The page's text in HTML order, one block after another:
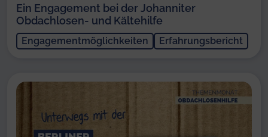
Ein Engagement bei der Johanniter
Obdachlosen- und Kältehilfe
Engagementmöglichkeiten Erfahrungsbericht